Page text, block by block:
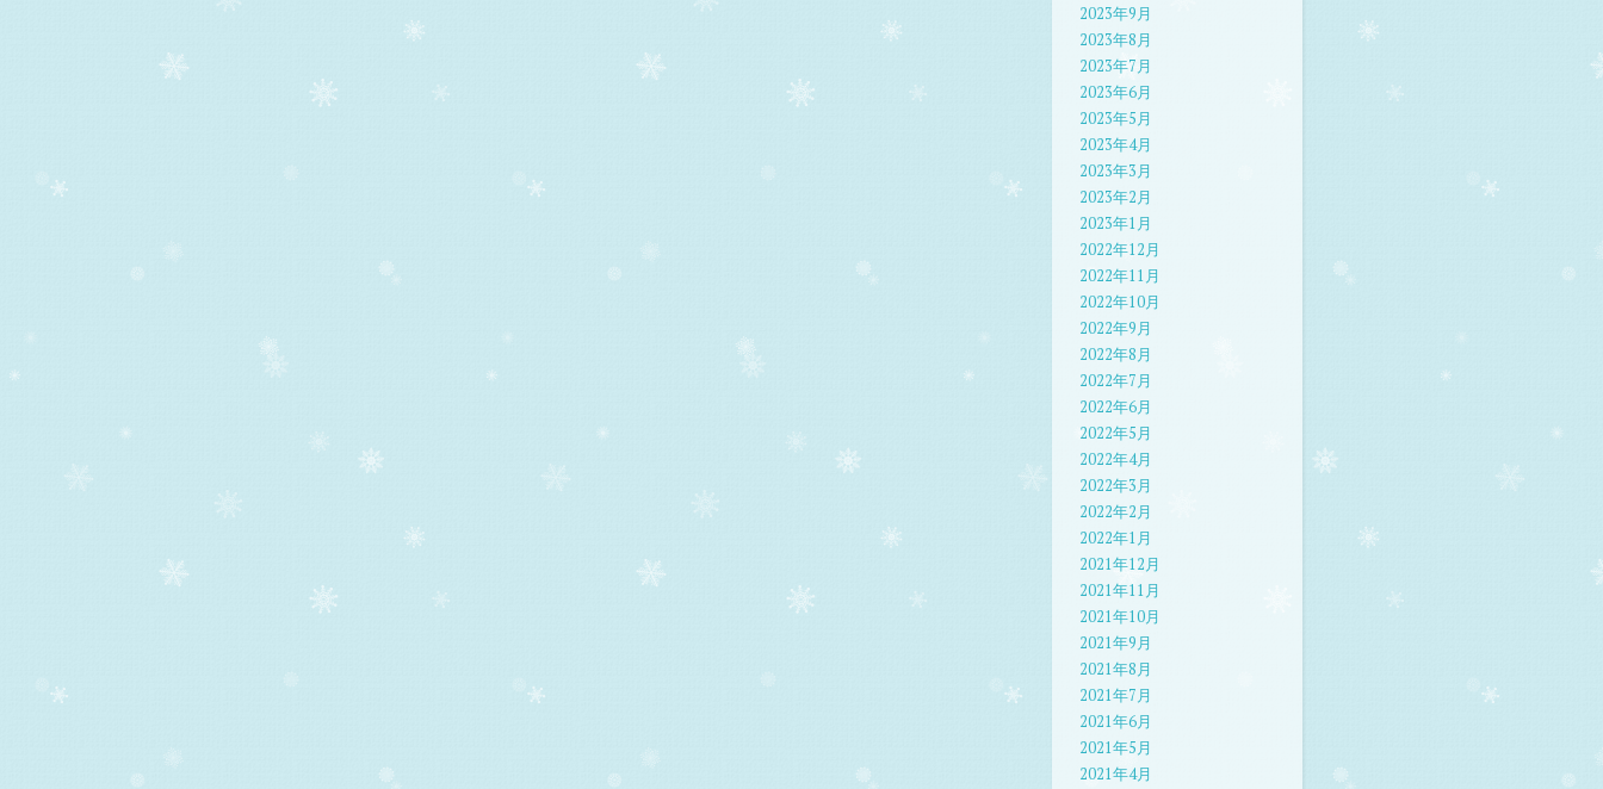
2023年9月
2023年8月
2023年7月
2023年6月
2023年5月
2023年4月
2023年3月
2023年2月
2023年1月
2022年12月
2022年11月
2022年10月
2022年9月
2022年8月
2022年7月
2022年6月
2022年5月
2022年4月
2022年3月
2022年2月
2022年1月
2021年12月
2021年11月
2021年10月
2021年9月
2021年8月
2021年7月
2021年6月
2021年5月
2021年4月